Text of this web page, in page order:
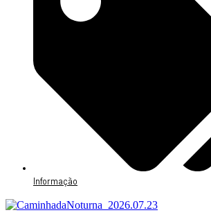
Informação